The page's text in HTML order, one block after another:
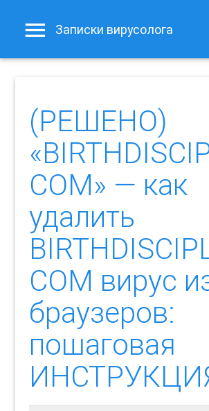
Записки вирусолога
(РЕШЕНО)
COM» — как
удалить
COM вирус
браузеров:
пошаговая